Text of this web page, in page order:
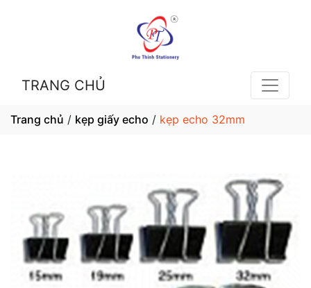
TRANG CHỦ
Trang chủ / kẹp giấy echo / kẹp echo 32mm